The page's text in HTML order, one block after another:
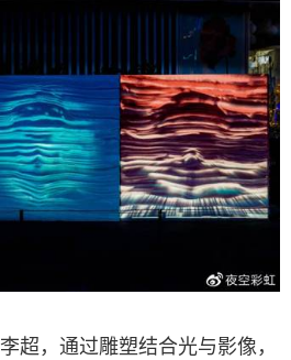
，通过雕塑结合光与影像，